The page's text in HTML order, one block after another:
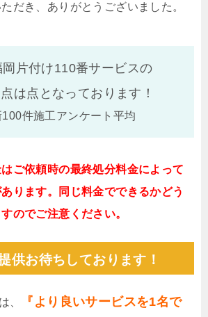
だき、ありがとうございました。
片付け110番サービスの
は点となっております！
件施工アンケート平均
ご依頼時の最終処分料金によって
ります。同じ料金でできるかどう
のでご注意ください。
供お待ちしております！
、
『より良いサービスを1名で